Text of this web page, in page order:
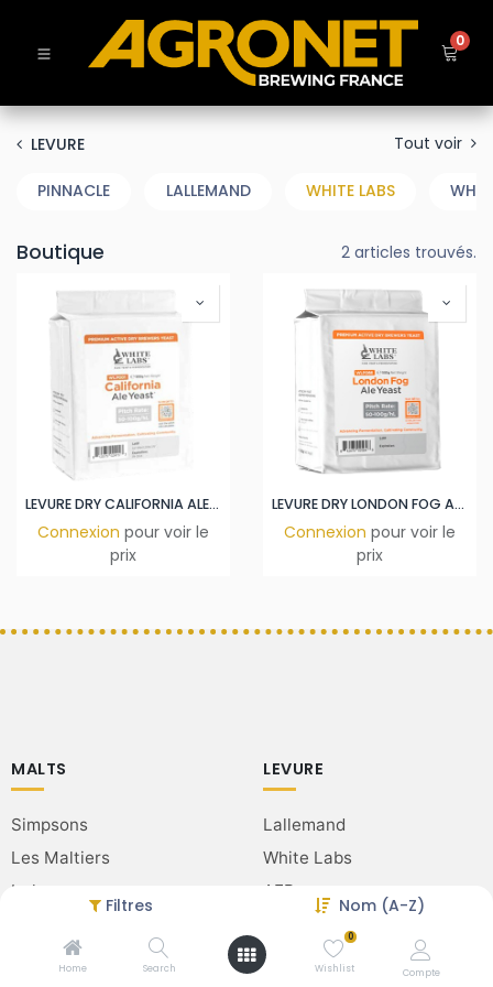
Filtres Nom (A-Z)
Home Search
0
Wishlist Compte
0
LEVURE Tout voir
PINNACLE LALLEMAND WHITE LABS WHC
Boutique 2 articles trouvés.
LEVURE DRY CALIFORNIA ALE 500GR
Connexion pour voir le
prix
LEVURE DRY LONDON FOG ALE 500GR
Connexion pour voir le
prix
MALTS
Simpsons
Les Maltiers
Ireks
LEVURE
Lallemand
White Labs
AEB